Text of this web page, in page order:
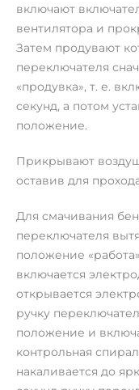
включают
вентилятора и
Затем продувают
переключателя
«продувка», т. е.
секунд, а потом
положение.
Прикрывают
оставив для
Для смачивания
переключателя
положение
включается
открывается
ручку
положение и
контрольная
накаливается до